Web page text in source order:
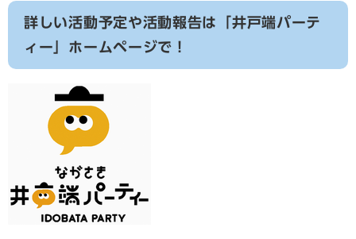
詳しい活動予定や活動報告は「井戸端パーテ
ィー」ホームページで！